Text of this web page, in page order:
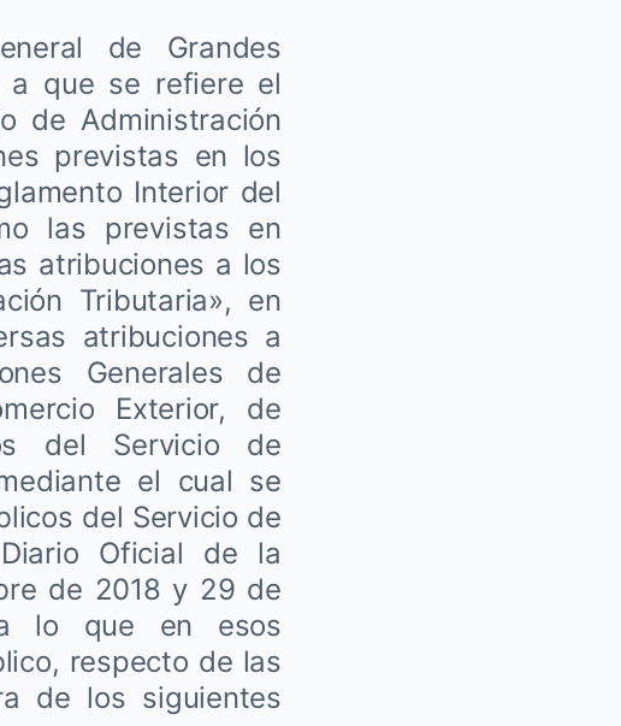
de Grandes
a que se refiere el
de Administración
previstas en los
Interior del
las previstas en
atribuciones a los
Tributaria», en
atribuciones a
Generales de
Exterior, de
del Servicio de
el cual se
del Servicio de
Oficial de la
de 2018 y 29 de
a lo que en esos
respecto de las
de los siguientes